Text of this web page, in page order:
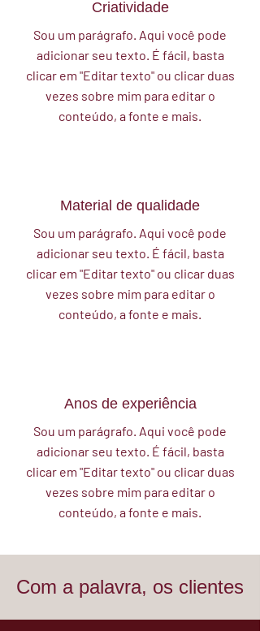
Criatividade
Sou um parágrafo. Aqui você pode
adicionar seu texto. É fácil, basta
clicar em "Editar texto" ou clicar duas
vezes sobre mim para editar o
conteúdo, a fonte e mais.
Material de qualidade
Sou um parágrafo. Aqui você pode
adicionar seu texto. É fácil, basta
clicar em "Editar texto" ou clicar duas
vezes sobre mim para editar o
conteúdo, a fonte e mais.
Anos de experiência
Sou um parágrafo. Aqui você pode
adicionar seu texto. É fácil, basta
clicar em "Editar texto" ou clicar duas
vezes sobre mim para editar o
conteúdo, a fonte e mais.
Com a palavra, os clientes